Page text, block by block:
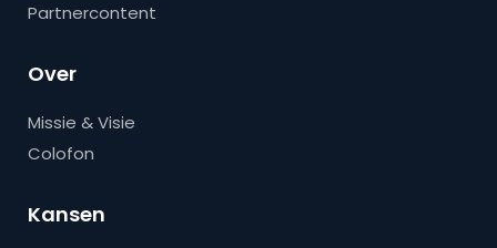
Partnercontent
Over
Missie & Visie
Colofon
Kansen